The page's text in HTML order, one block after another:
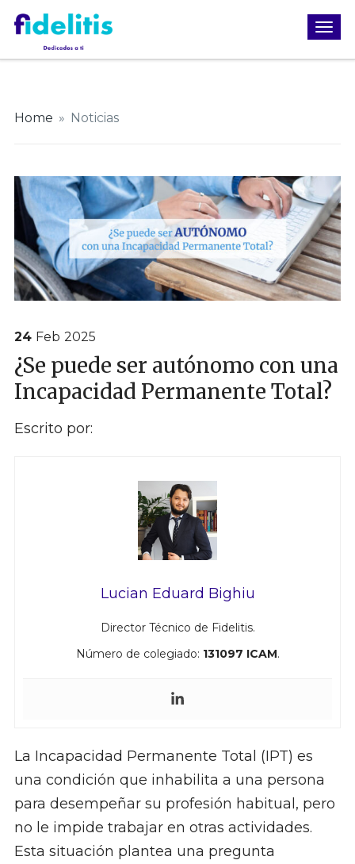
Home » Noticias
24 Feb 2025
¿Se puede ser autónomo con una
Incapacidad Permanente Total?
Escrito por:
Lucian Eduard Bighiu
Director Técnico de Fidelitis.
Número de colegiado: 131097 ICAM.
La Incapacidad Permanente Total (IPT) es
una condición que inhabilita a una persona
para desempeñar su profesión habitual, pero
no le impide trabajar en otras actividades.
Esta situación plantea una pregunta